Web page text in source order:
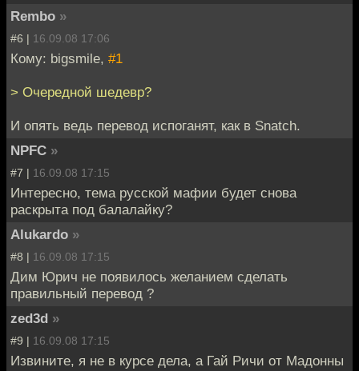
Rembo »
#6 | 16.09.08 17:06
Кому: bigsmile, #1
> Очередной шедевр?
И опять ведь перевод испоганят, как в Snatch.
NPFC »
#7 | 16.09.08 17:15
Интересно, тема русской мафии будет снова
раскрыта под балалайку?
Alukardo »
#8 | 16.09.08 17:15
Дим Юрич не появилось желанием сделать
правильный перевод ?
zed3d »
#9 | 16.09.08 17:15
Извините, я не в курсе дела, а Гай Ричи от Мадонны